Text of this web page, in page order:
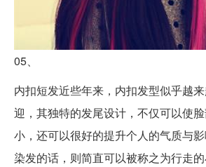
05、
内扣短发近些年来，内扣发型似乎越
迎，其独特的发尾设计，不仅可以使
小，还可以很好的提升个人的气质与
染发的话，则简直可以被称之为行走的